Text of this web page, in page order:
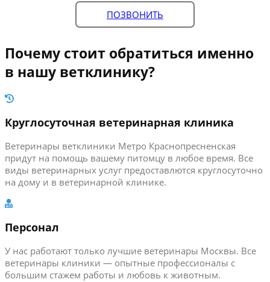
ПОЗВОНИТЬ
Почему стоит обратиться именно
в нашу ветклинику?
Круглосуточная ветеринарная клиника
Ветеринары ветклиники Метро Краснопресненская
придут на помощь вашему питомцу в любое время. Все
виды ветеринарных услуг предоставлются круглосуточно
на дому и в ветеринарной клинике.
Персонал
У нас работают только лучшие ветеринары Москвы. Все
ветеринары клиники — опытные профессионалы с
большим стажем работы и любовь к животным.